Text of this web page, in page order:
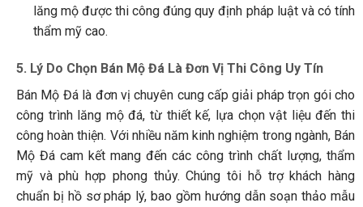
lăng mộ được thi công đúng quy định pháp luật và có tính
thẩm mỹ cao.
5. Lý Do Chọn Bán Mộ Đá Là Đơn Vị Thi Công Uy Tín
Bán Mộ Đá là đơn vị chuyên cung cấp giải pháp trọn gói cho
công trình lăng mộ đá, từ thiết kế, lựa chọn vật liệu đến thi
công hoàn thiện. Với nhiều năm kinh nghiệm trong ngành, Bán
Mộ Đá cam kết mang đến các công trình chất lượng, thẩm
mỹ và phù hợp phong thủy. Chúng tôi hỗ trợ khách hàng
chuẩn bị hồ sơ pháp lý, bao gồm hướng dẫn soạn thảo mẫu